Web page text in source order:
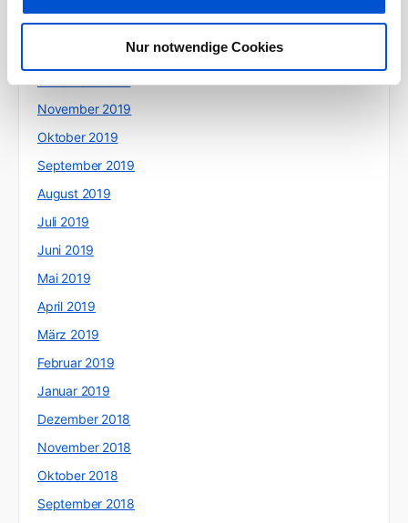
Nur notwendige Cookies
Februar 2020
November 2019
Oktober 2019
September 2019
August 2019
Juli 2019
Juni 2019
Mai 2019
April 2019
März 2019
Februar 2019
Januar 2019
Dezember 2018
November 2018
Oktober 2018
September 2018